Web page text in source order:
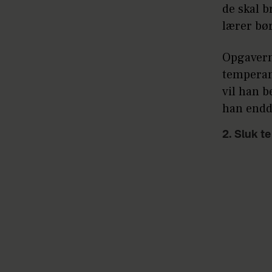
de skal
lærer
vil han
han
2. Sluk